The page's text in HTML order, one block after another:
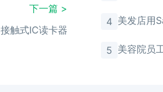
下一篇 >
接触式IC读卡器
4 美发店用
5 美容院员